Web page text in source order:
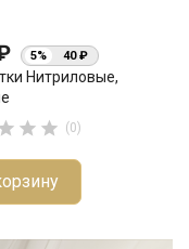
5% 40 ₽
Нитриловые,
  (0)